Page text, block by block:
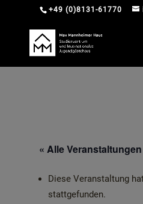
+49 (0)8131-61770
« Alle Veranstaltungen
Diese Veranstaltung
stattgefunden.